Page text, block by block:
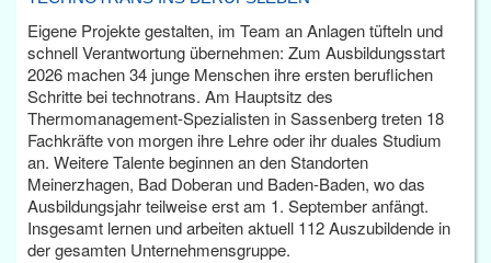
Eigene Projekte gestalten, im Team an Anlagen tüfteln und
schnell Verantwortung übernehmen: Zum Ausbildungsstart
2026 machen 34 junge Menschen ihre ersten beruflichen
Schritte bei technotrans. Am Hauptsitz des
Thermomanagement-Spezialisten in Sassenberg treten 18
Fachkräfte von morgen ihre Lehre oder ihr duales Studium
an. Weitere Talente beginnen an den Standorten
Meinerzhagen, Bad Doberan und Baden-Baden, wo das
Ausbildungsjahr teilweise erst am 1. September anfängt.
Insgesamt lernen und arbeiten aktuell 112 Auszubildende in
der gesamten Unternehmensgruppe.